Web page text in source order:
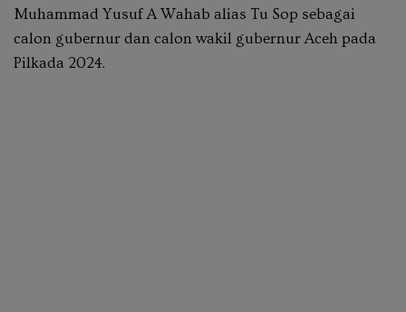
Muhammad Yusuf A Wahab alias Tu Sop sebagai
calon gubernur dan calon wakil gubernur Aceh pada
Pilkada 2024.